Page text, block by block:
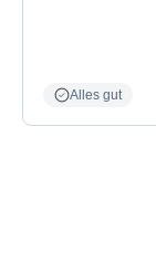
Alles gut